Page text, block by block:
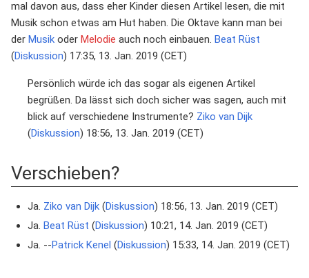
mal davon aus, dass eher Kinder diesen Artikel lesen, die mit
Musik schon etwas am Hut haben. Die Oktave kann man bei
der Musik oder Melodie auch noch einbauen. Beat Rüst
(Diskussion) 17:35, 13. Jan. 2019 (CET)
Persönlich würde ich das sogar als eigenen Artikel
begrüßen. Da lässt sich doch sicher was sagen, auch mit
blick auf verschiedene Instrumente? Ziko van Dijk
(Diskussion) 18:56, 13. Jan. 2019 (CET)
Verschieben?
Ja. Ziko van Dijk (Diskussion) 18:56, 13. Jan. 2019 (CET)
Ja. Beat Rüst (Diskussion) 10:21, 14. Jan. 2019 (CET)
Ja. --Patrick Kenel (Diskussion) 15:33, 14. Jan. 2019 (CET)